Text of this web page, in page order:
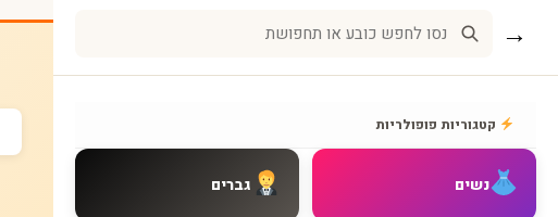
→
קטגוריות פופולריות
נשים גברים